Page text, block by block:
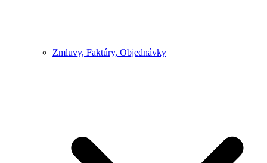
Zmluvy, Faktúry, Objednávky